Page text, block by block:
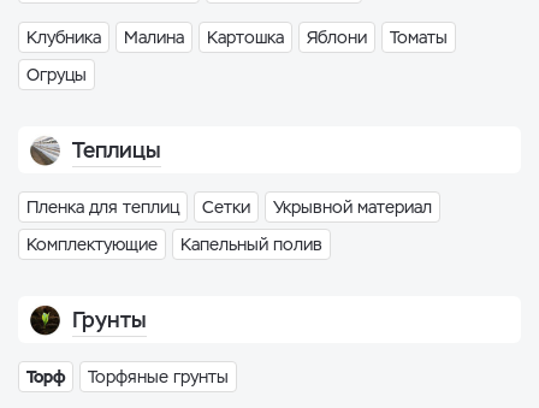
Клубника Малина Картошка Яблони
Томаты
Огруцы
Теплицы
Пленка для теплиц Сетки
Укрывной материал
Комплектующие
Капельный полив
Грунты
Торф Торфяные грунты